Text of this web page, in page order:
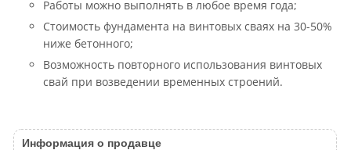
Работы можно выполнять в любое время года;
Стоимость фундамента на винтовых сваях на 30-50%
ниже бетонного;
Возможность повторного использования винтовых
свай при возведении временных строений.
Информация о продавце